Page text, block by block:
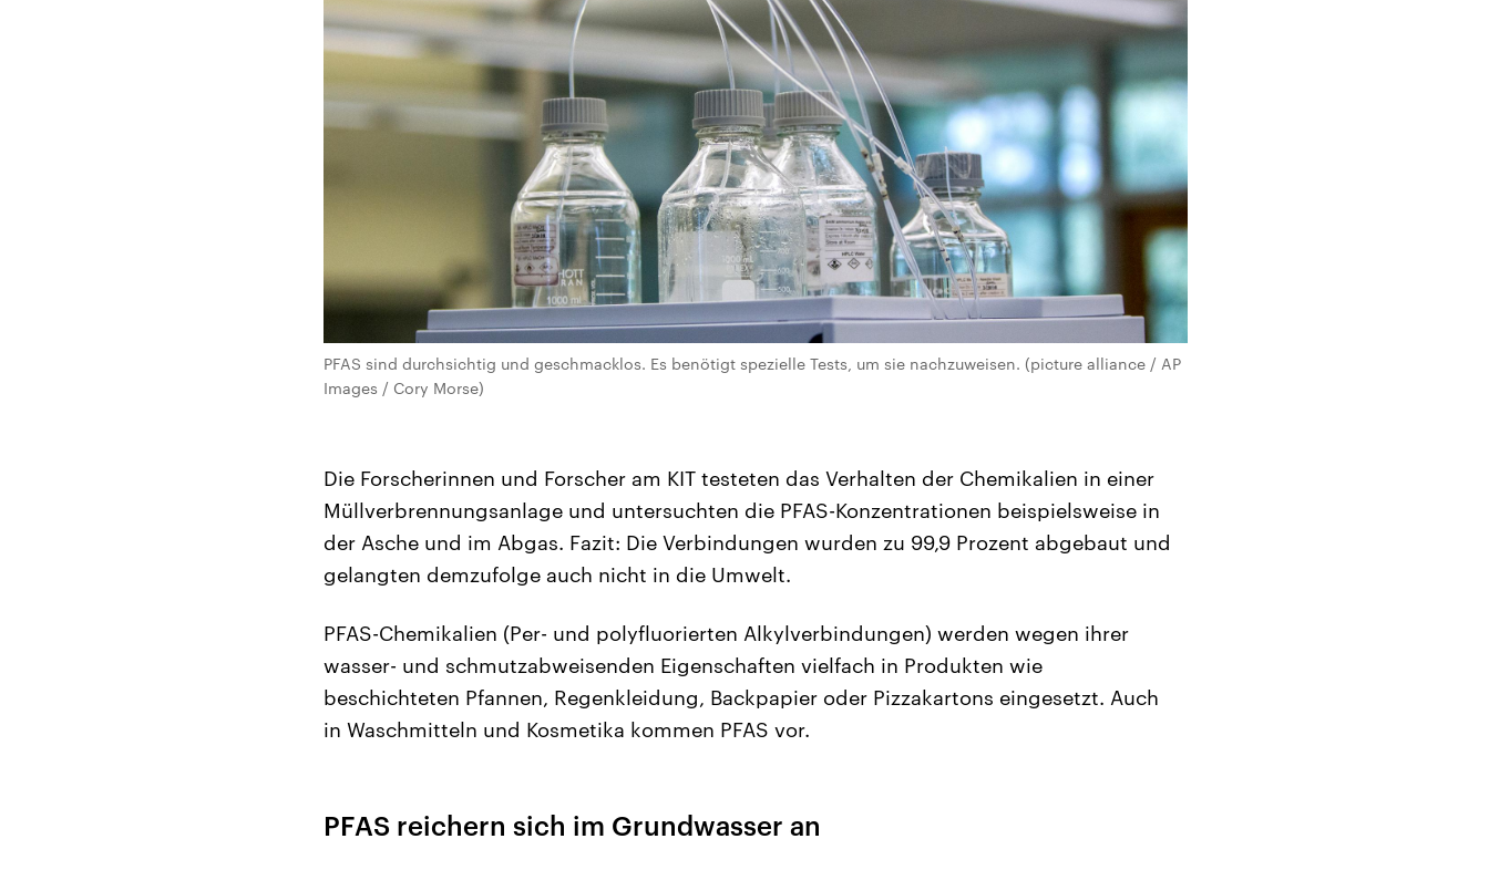
PFAS sind durchsichtig und geschmacklos. Es benötigt spezielle Tests, um sie nachzuweisen. (picture alliance / AP
Images / Cory Morse)
Die Forscherinnen und Forscher am KIT testeten das Verhalten der Chemikalien in einer
Müllverbrennungsanlage und untersuchten die PFAS-Konzentrationen beispielsweise in
der Asche und im Abgas. Fazit: Die Verbindungen wurden zu 99,9 Prozent abgebaut und
gelangten demzufolge auch nicht in die Umwelt.
PFAS-Chemikalien (Per- und polyfluorierten Alkylverbindungen) werden wegen ihrer
wasser- und schmutzabweisenden Eigenschaften vielfach in Produkten wie
beschichteten Pfannen, Regenkleidung, Backpapier oder Pizzakartons eingesetzt. Auch
in Waschmitteln und Kosmetika kommen PFAS vor.
PFAS reichern sich im Grundwasser an